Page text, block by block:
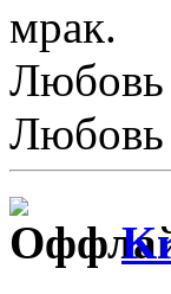
мрак.
Любовь
Любовь